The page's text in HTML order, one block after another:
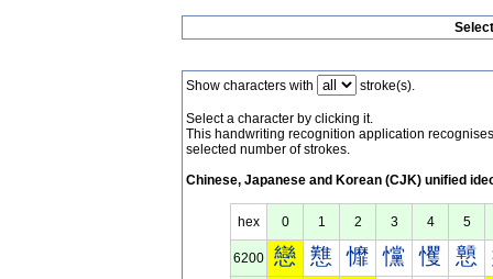
Show characters with stroke(s).
Select a character by clicking it.
This handwriting recognition application
selected number of strokes.
Chinese, Japanese and Korean (CJK) unified
hex 0 1 2 3 4 5
6200 戀 戁 戂 戃 戄 戅